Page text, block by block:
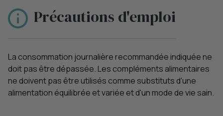
Précautions d'emploi
La consommation journalière recommandée indiquée ne
doit pas être dépassée. Les compléments alimentaires
ne doivent pas être utilisés comme substituts d'une
alimentation équilibrée et variée et d'un mode de vie sain.